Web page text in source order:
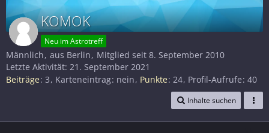
KOMOK
Neu im Astrotreff
Männlich aus Berlin
Mitglied seit 8. September 2010
Letzte Aktivität: 21. September 2021
Beiträge 3 Karteneintrag nein Punkte 24 Profil-Aufrufe 40
Inhalte suchen